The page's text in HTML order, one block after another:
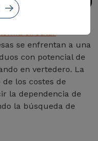
se enfrentan a una
con potencial de
en vertedero. La
los costes de
la dependencia de
la búsqueda de